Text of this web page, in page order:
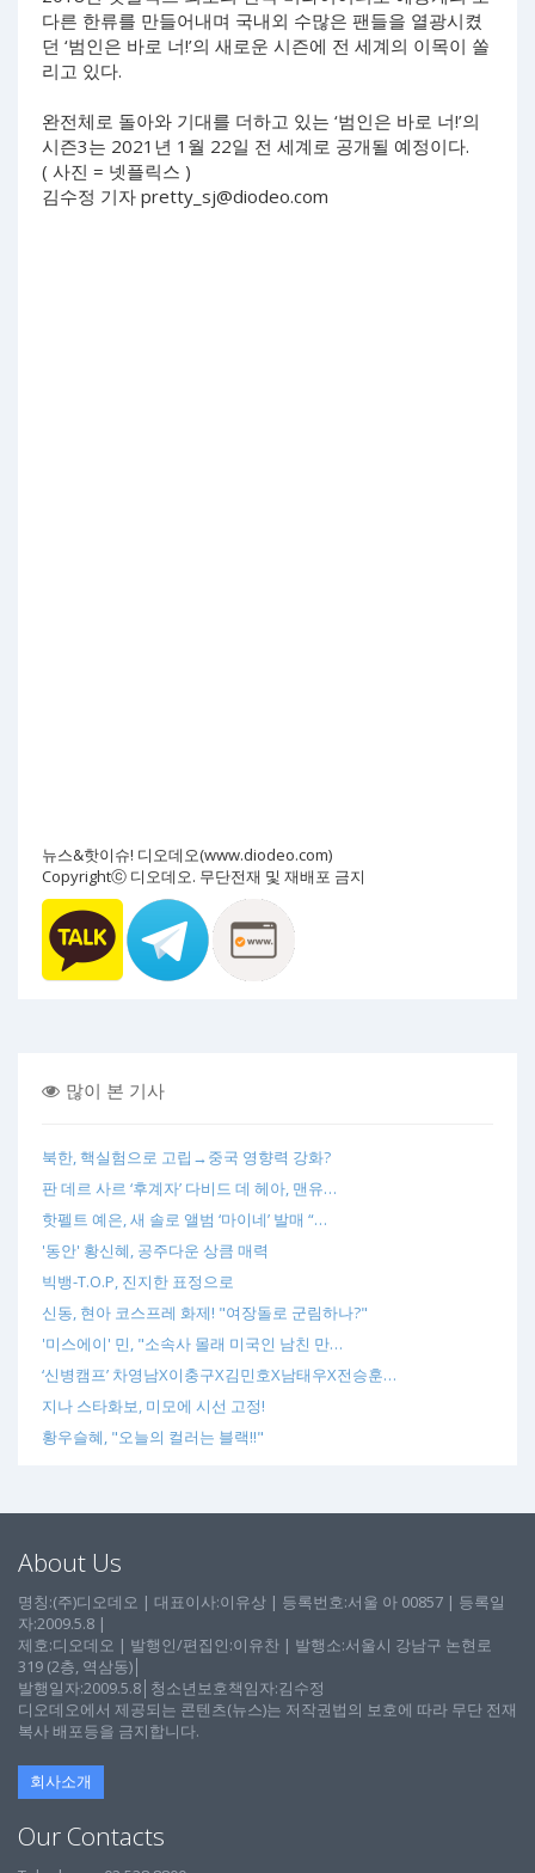
다른 한류를 만들어내며 국내외 수많은 팬들을 열광시켰
던 ‘범인은 바로 너!’의 새로운 시즌에 전 세계의 이목이 쏠
리고 있다.
완전체로 돌아와 기대를 더하고 있는 ‘범인은 바로 너!’의
시즌3는 2021년 1월 22일 전 세계로 공개될 예정이다.
( 사진 = 넷플릭스 )
김수정 기자 pretty_sj@diodeo.com
뉴스&핫이슈! 디오데오(www.diodeo.com)
Copyrightⓒ 디오데오. 무단전재 및 재배포 금지
많이 본 기사
북한, 핵실험으로 고립→중국 영향력 강화?
판 데르 사르 ‘후계자’ 다비드 데 헤아, 맨유…
핫펠트 예은, 새 솔로 앨범 ‘마이네’ 발매 “…
'동안' 황신혜, 공주다운 상큼 매력
빅뱅-T.O.P, 진지한 표정으로
신동, 현아 코스프레 화제! "여장돌로 군림하나?"
'미스에이' 민, "소속사 몰래 미국인 남친 만…
‘신병캠프’ 차영남X이충구X김민호X남태우X전승훈…
지나 스타화보, 미모에 시선 고정!
황우슬혜, "오늘의 컬러는 블랙!!"
About Us
명칭:(주)디오데오 | 대표이사:이유상 | 등록번호:서울 아 00857 | 등록일
자:2009.5.8 |
제호:디오데오 | 발행인/편집인:이유찬 | 발행소:서울시 강남구 논현로
319 (2층, 역삼동)│
발행일자:2009.5.8│청소년보호책임자:김수정
디오데오에서 제공되는 콘텐츠(뉴스)는 저작권법의 보호에 따라 무단 전재
복사 배포등을 금지합니다.
회사소개
Our Contacts